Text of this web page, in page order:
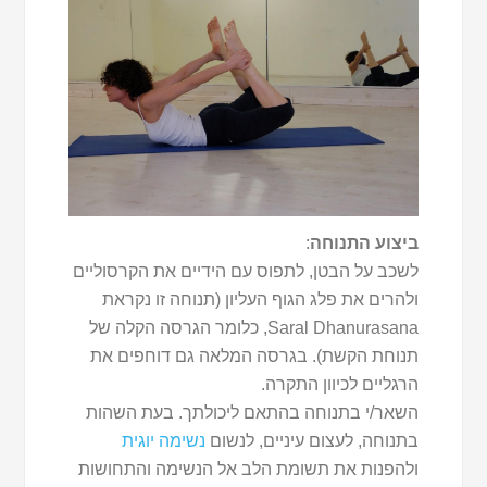
ביצוע התנוחה:
לשכב על הבטן, לתפוס עם הידיים את הקרסוליים
ולהרים את פלג הגוף העליון (תנוחה זו נקראת
Saral Dhanurasana, כלומר הגרסה הקלה של
תנוחת הקשת). בגרסה המלאה גם דוחפים את
הרגליים לכיוון התקרה.
השאר/י בתנוחה בהתאם ליכולתך. בעת השהות
בתנוחה, לעצום עיניים, לנשום נשימה יוגית
ולהפנות את תשומת הלב אל הנשימה והתחושות